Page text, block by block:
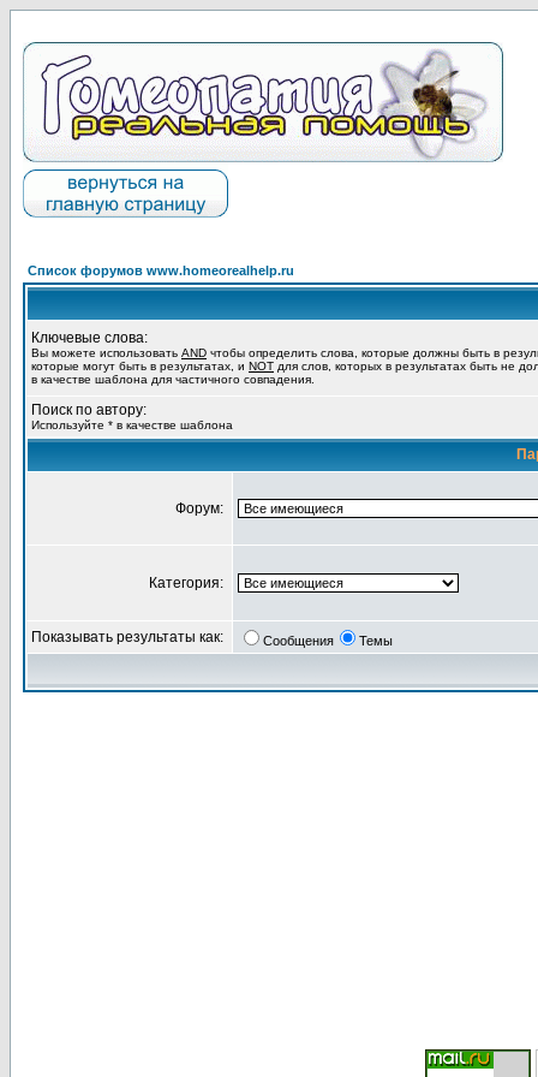
Список форумов www.homeorealhelp.ru
Ключевые слова:
Вы можете использовать AND чтобы определить слова, которые должны быть в
которые могут быть в результатах, и NOT для слов, которых в результатах быть не
в качестве шаблона для частичного совпадения.
Поиск по автору:
Используйте * в качестве шаблона
Форум:
Категория:
Показывать результаты как: Сообщения Темы